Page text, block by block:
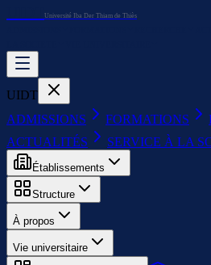
Université Iba Der Thiam de Thiès
UIDT
ADMISSIONS
FORMATIONS
ACTUALITÉS
SERVICE À LA
Établissements
Structure
À propos
Vie universitaire